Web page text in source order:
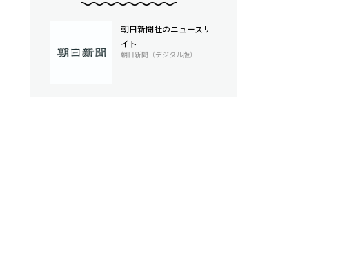
朝日新聞社のニュースサ
イト
朝日新聞（デジタル版）